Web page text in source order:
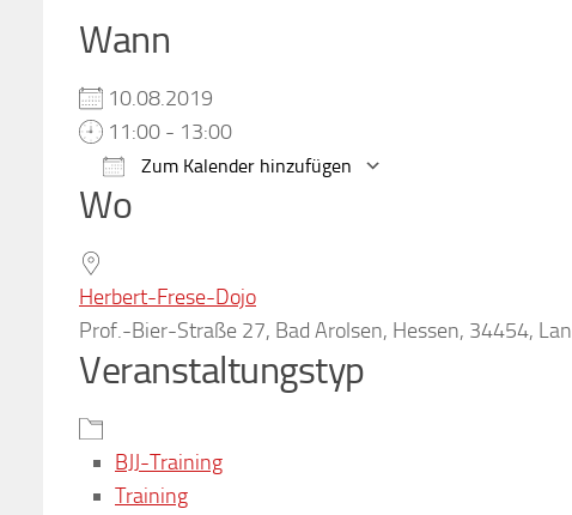
Wann
10.08.2019
11:00 - 13:00
Zum Kalender hinzufügen
ICS herunterladen
Wo
Herbert-Frese-Dojo
Prof.-Bier-Straße 27, Bad Arolsen, Hessen, 34454,
Veranstaltungstyp
BJJ-Training
Training